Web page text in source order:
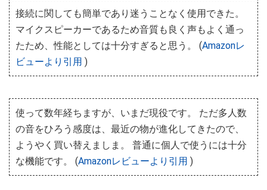
接続に関しても簡単であり迷うことなく使用できた。
マイクスピーカーであるため音質も良く声もよく通っ
たため、性能としては十分すぎると思う。 (Amazonレ
ビューより引用 )
使って数年経ちますが、いまだ現役です。 ただ多人数
の音をひろう感度は、最近の物が進化してきたので、
ようやく買い替えましま。 普通に個人で使うには十分
な機能です。 (Amazonレビューより引用 )